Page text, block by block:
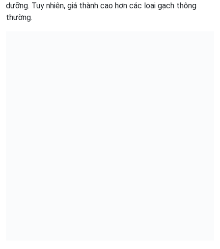
dưỡng. Tuy nhiên, giá thành cao hơn các loại gạch thông
thường.